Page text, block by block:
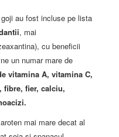
au fost incluse pe lista
, mai
cu beneficii
un numar mare de
vitamina A, vitamina C,
fibre, fier, calciu,
mai mare decat al